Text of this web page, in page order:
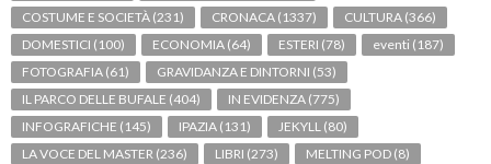
COSTUME E SOCIETÀ (231) CRONACA (1337) CULTURA (366)
DOMESTICI (100) ECONOMIA (64) ESTERI (78) eventi (187)
FOTOGRAFIA (61) GRAVIDANZA E DINTORNI (53)
IL PARCO DELLE BUFALE (404) IN EVIDENZA (775)
INFOGRAFICHE (145) IPAZIA (131) JEKYLL (80)
LA VOCE DEL MASTER (236) LIBRI (273) MELTING POD (8)